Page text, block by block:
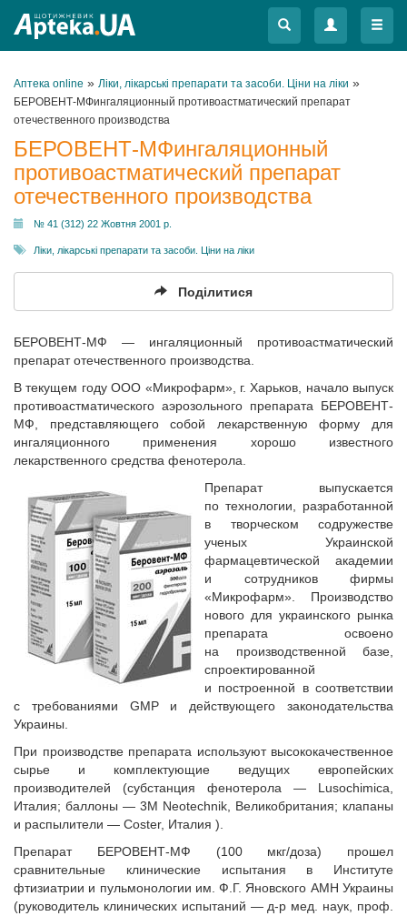
Меню
Меню
Аптека online » Ліки, лікарські препарати та засоби. Ціни на ліки »
БЕРОВЕНТ-МФингаляционный противоастматический препарат
отечественного производства
БЕРОВЕНТ-МФингаляционный
противоастматический препарат
отечественного производства
№ 41 (312) 22 Жовтня 2001 р.
Ліки, лікарські препарати та засоби. Ціни на ліки
Поділитися
БЕРОВЕНТ-МФ — ингаляционный противоастматический
препарат отечественного производства.
В текущем году ООО «Микрофарм», г. Харьков, начало выпуск
противоастматического аэрозольного препарата БЕРОВЕНТ-
МФ, представляющего собой лекарственную форму для
ингаляционного применения хорошо известного
лекарственного средства фенотерола.
Препарат выпускается
по технологии, разработанной
в творческом содружестве
ученых Украинской
фармацевтической академии
и сотрудников фирмы
«Микрофарм». Производство
нового для украинского рынка
препарата освоено
на производственной базе,
спроектированной
и построенной в соответствии
с требованиями GMP и действующего законодательства
Украины.
При производстве препарата используют высококачественное
сырье и комплектующие ведущих европейских
производителей (субстанция фенотерола — Lusochimicа,
Италия; баллоны — 3М Neotechnik, Великобритания; клапаны
и распылители — Coster, Италия ).
Препарат БЕРОВЕНТ-МФ (100 мкг/доза) прошел
сравнительные клинические испытания в Институте
фтизиатрии и пульмонологии им. Ф.Г. Яновского АМН Украины
(руководитель клинических испытаний — д-р мед. наук, проф.